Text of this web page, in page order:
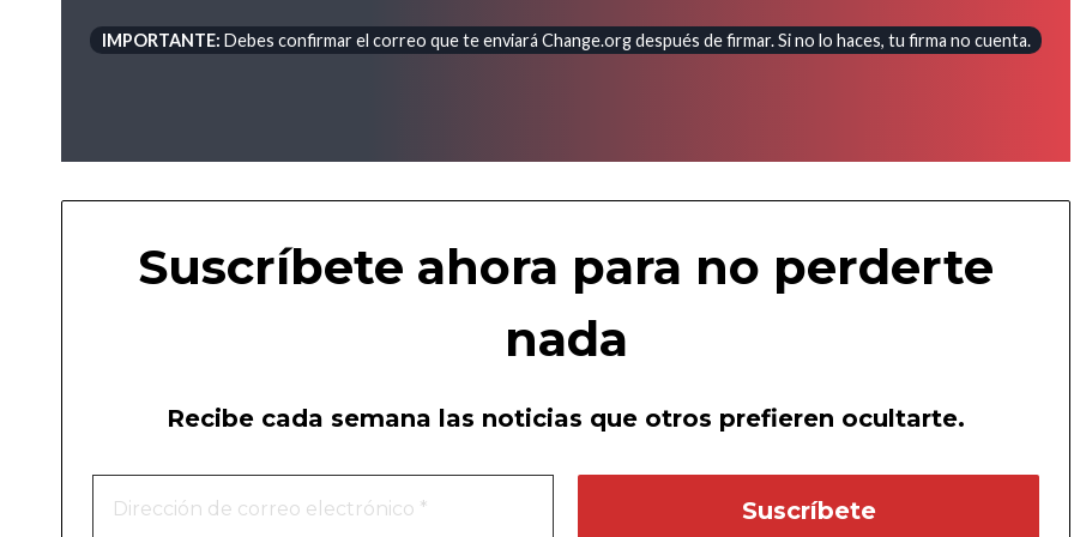
IMPORTANTE: Debes confirmar el correo que te enviará Change.org después de firmar. Si no lo haces, tu firma no cuenta.
Suscríbete ahora para no perderte
nada
Recibe cada semana las noticias que otros prefieren ocultarte.